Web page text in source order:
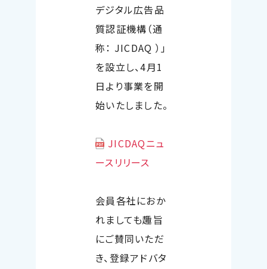
デジタル広告品
質認証機構（通
称： JICDAQ ）」
を設立し、4月1
日より事業を開
始いたしました。
JICDAQニュ
ースリリース
会員各社におか
れましても趣旨
にご賛同いただ
き、登録アドバタ